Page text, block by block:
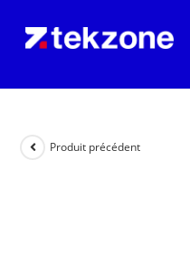
Produit précédent